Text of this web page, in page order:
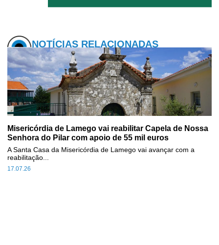
NOTÍCIAS RELACIONADAS
Misericórdia de Lamego vai reabilitar Capela de Nossa
Senhora do Pilar com apoio de 55 mil euros
17.07.26
A Santa Casa da Misericórdia de Lamego vai avançar com a
reabilitação...